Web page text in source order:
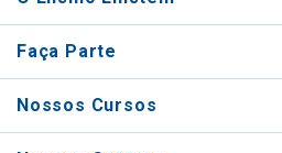
Faça Parte
Nossos Cursos